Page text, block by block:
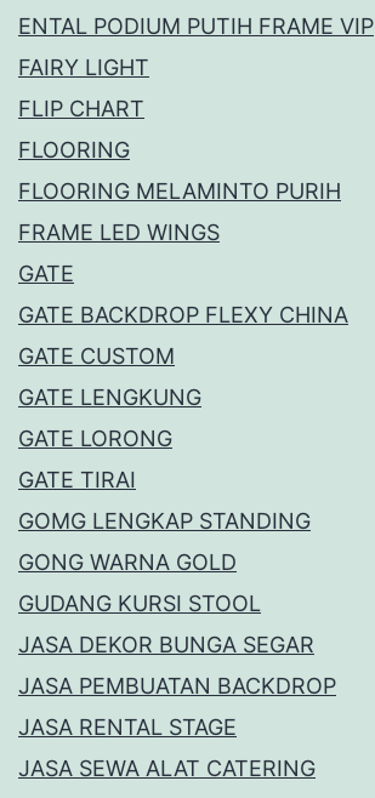
ENTAL PODIUM PUTIH FRAME VIP
FAIRY LIGHT
FLIP CHART
FLOORING
FLOORING MELAMINTO PURIH
FRAME LED WINGS
GATE
GATE BACKDROP FLEXY CHINA
GATE CUSTOM
GATE LENGKUNG
GATE LORONG
GATE TIRAI
GOMG LENGKAP STANDING
GONG WARNA GOLD
GUDANG KURSI STOOL
JASA DEKOR BUNGA SEGAR
JASA PEMBUATAN BACKDROP
JASA RENTAL STAGE
JASA SEWA ALAT CATERING